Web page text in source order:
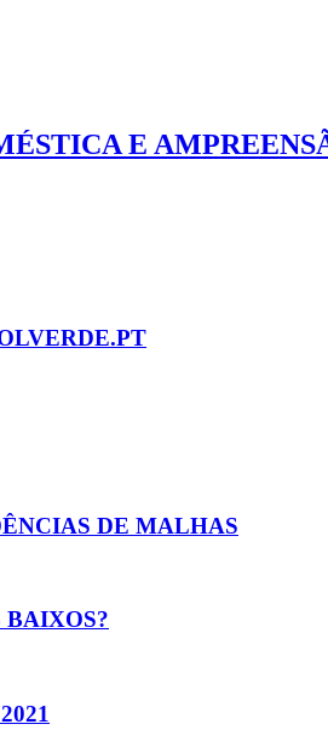
E
DE MALHAS
BAIXOS?